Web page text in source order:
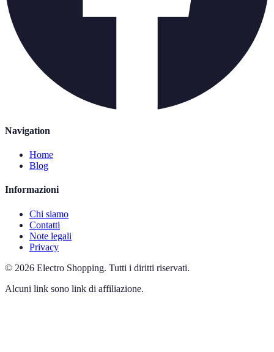
Navigation
Home
Blog
Informazioni
Chi siamo
Contatti
Note legali
Privacy
© 2026 Electro Shopping. Tutti i diritti riservati.
Alcuni link sono link di affiliazione.